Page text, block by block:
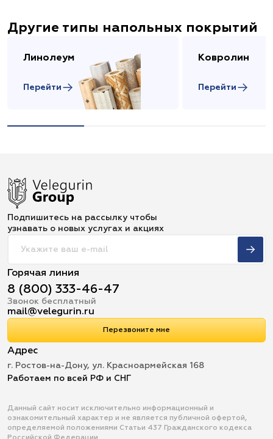
Другие типы напольных покрытий
Линолеум
Перейти
Ковролин
Перейти
Подпишитесь на рассылку чтобы
узнавать о новых услугах и акциях
Горячая линия
8 (800) 333-46-47
Звонок бесплатный
mail@velegurin.ru
Перезвоните мне
Адрес
г. Ростов-на-Дону, ул. Красноармейская 168
Работаем по всей РФ и СНГ
Данный сайт носит исключительно информационный и
ознакомительный характер и не является публичной офертой,
определяемой положениями Статьи 437 Гражданского кодекса